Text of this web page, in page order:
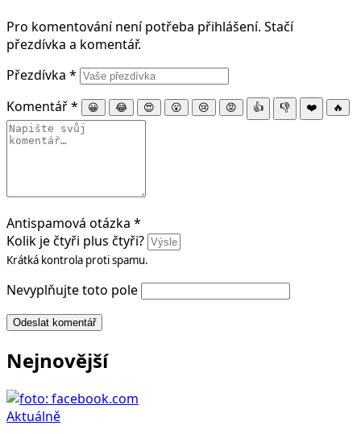
Pro komentování není potřeba přihlášení. Stačí
přezdívka a komentář.
Přezdívka *
Komentář* 😀 😂 😍 😮 😢 😡 👍 👎 ❤️ 🔥
Antispamová otázka *
Kolik je čtyři plus čtyři?
Krátká kontrola proti spamu.
Nevyplňujte toto pole
Odeslat komentář
Nejnovější
Aktuálně